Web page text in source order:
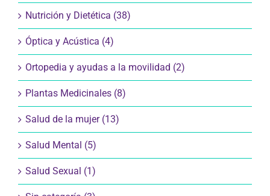
Nutrición y Dietética (38)
Óptica y Acústica (4)
Ortopedia y ayudas a la movilidad (2)
Plantas Medicinales (8)
Salud de la mujer (13)
Salud Mental (5)
Salud Sexual (1)